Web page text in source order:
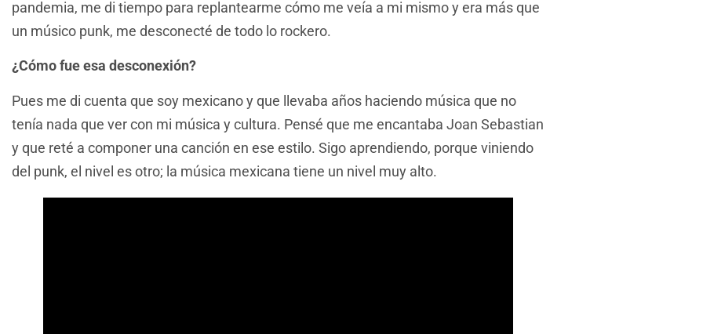
pandemia, me di tiempo para replantearme cómo me veía a mi mismo y era más que
un músico punk, me desconecté de todo lo rockero.
¿Cómo fue esa desconexión?
Pues me di cuenta que soy mexicano y que llevaba años haciendo música que no
tenía nada que ver con mi música y cultura. Pensé que me encantaba Joan Sebastian
y que reté a componer una canción en ese estilo. Sigo aprendiendo, porque viniendo
del punk, el nivel es otro; la música mexicana tiene un nivel muy alto.